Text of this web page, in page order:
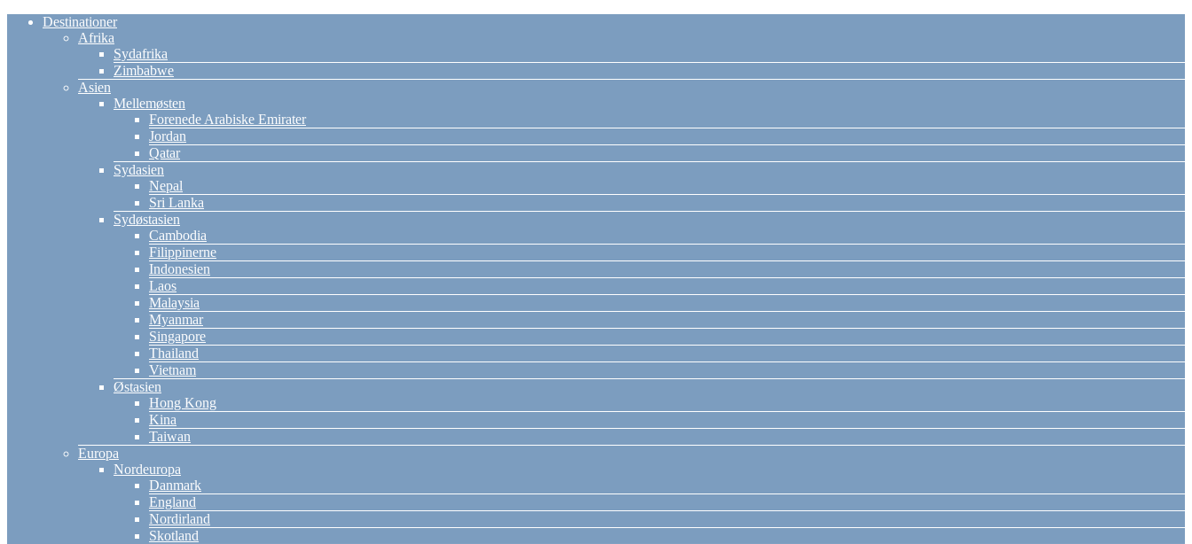
Destinationer
Afrika
Sydafrika
Zimbabwe
Asien
Mellemøsten
Forenede Arabiske Emirater
Jordan
Qatar
Sydasien
Nepal
Sri Lanka
Sydøstasien
Cambodia
Filippinerne
Indonesien
Laos
Malaysia
Myanmar
Singapore
Thailand
Vietnam
Østasien
Hong Kong
Kina
Taiwan
Europa
Nordeuropa
Danmark
England
Nordirland
Skotland